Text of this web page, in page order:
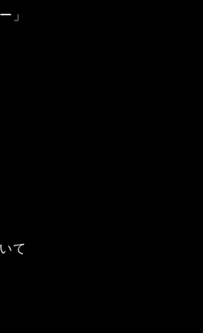
」
て